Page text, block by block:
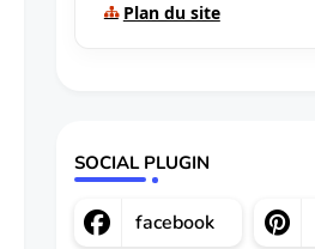
Plan du site
SOCIAL PLUGIN
facebook